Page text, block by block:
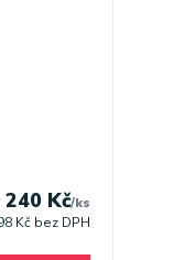
240 Kč/ks
Kč bez DPH